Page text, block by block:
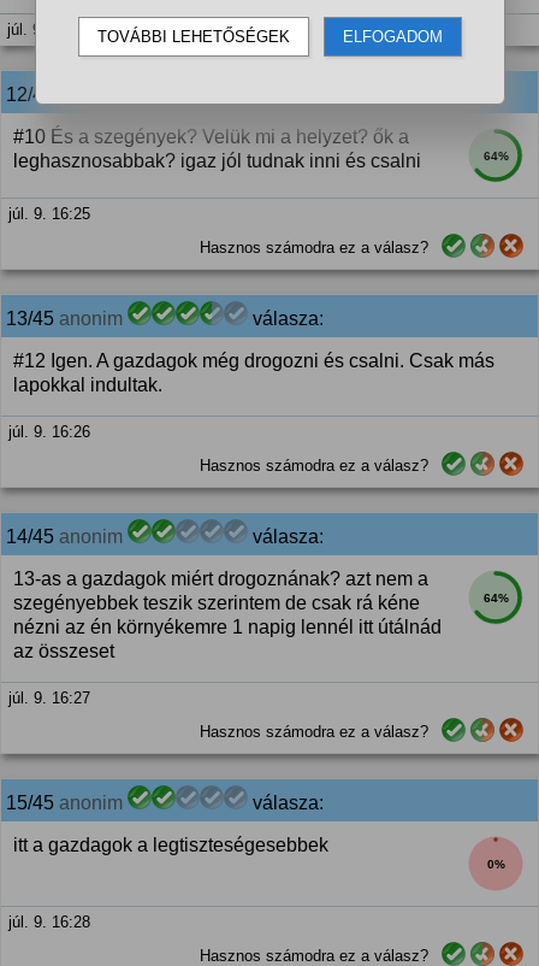
júl. 9. 16:24
12/45
64%
#10 És a szegények? Velük mi a helyzet? ők a
leghasznosabbak? igaz jól tudnak inni és csalni
júl. 9. 16:25
Hasznos számodra ez a válasz?
13/45 anonim válasza:
#12 Igen. A gazdagok még drogozni és csalni. Csak más
lapokkal indultak.
júl. 9. 16:26
Hasznos számodra ez a válasz?
14/45 anonim válasza:
64%
13-as a gazdagok miért drogoznának? azt nem a
szegényebbek teszik szerintem de csak rá kéne
nézni az én környékemre 1 napig lennél itt útálnád
az összeset
júl. 9. 16:27
Hasznos számodra ez a válasz?
15/45 anonim válasza:
0%
itt a gazdagok a legtiszteségesebbek
júl. 9. 16:28
Hasznos számodra ez a válasz?